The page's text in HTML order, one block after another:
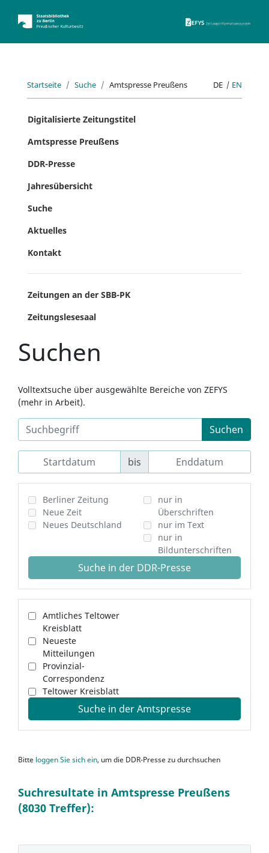
Startseite Suche Amtspresse Preußens DE | EN
Digitalisierte Zeitungstitel
Amtspresse Preußens
DDR-Presse
Jahresübersicht
Suche
Aktuelles
Kontakt
Zeitungen an der SBB-PK
Zeitungslesesaal
Suchen
Volltextsuche über ausgewählte Bereiche von ZEFYS
(mehr in Arbeit).
Suchen
bis
Berliner Zeitung
Neue Zeit
Neues Deutschland
nur in
Überschriften
nur im Text
nur in
Bildunterschriften
Suche in der DDR-Presse
Amtliches Teltower
Kreisblatt
Neueste
Mitteilungen
Provinzial-
Correspondenz
Teltower Kreisblatt
Suche in der Amtspresse
Bitte loggen Sie sich ein, um die DDR-Presse zu durchsuchen
Suchresultate in Amtspresse Preußens
(8030 Treffer):